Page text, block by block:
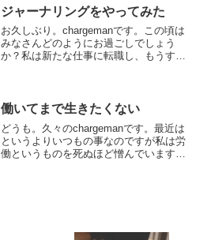
し鬱々としていました。本当にあと少し
なんだ...耐え...
ジャーナリングをやってみた
お久しぶり。chargemanです。この頃は
みなさんどのようにお過ごしでしょう
か？私は新たな仕事に転職し、もうすぐ
的にもメンタル的に...
働いてまで生きたくない
どうも。久々のchargemanです。最近は
というよりいつもの事なのですが私は労
働というものを死ぬほど憎んでいます。